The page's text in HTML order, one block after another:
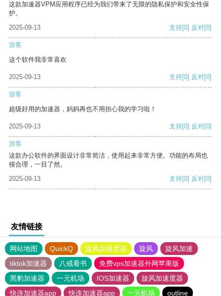
这款加速器VPM应用程序已经为我们带来了无限的隐私保护和安全性保
护。
2025-09-13
支持[0] 反对[0]
游客
这个软件我非常喜欢
2025-09-13 支持[0] 反对[0]
游客
超级好用的加速器，妈妈再也不用担心我的学习啦！
2025-09-13 支持[0] 反对[0]
游客
这款办公软件的界面设计非常简洁，使用起来非常方便。功能的布局也
很合理，一目了然。
2025-09-13
支持[0] 反对[0]
友情链接
网站地图 QuickQ 旋风加速度器 旋风
旋风加速
tiktok加速器
八戒看书
免费vps加速器外网苹果版
黑豹加速器
一元机场 IOS加速器
旋风加速度器
快连加速器app
快连加速器app 一元机场 outline